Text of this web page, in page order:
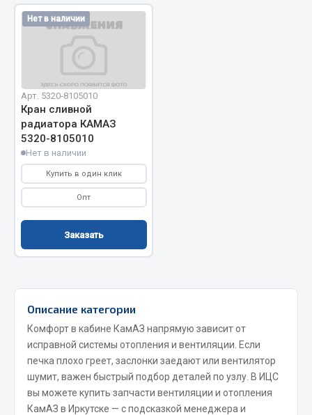
Запчасти на полуприцепы
Весь раздел
Запчасти КамАЗ
Двигатель
Система питания
Система выпуска газа
Сцепление
Коробка передач
Весь раздел
Запчасти МАЗ
Система питания
Нет в наличии
Арт. 5320-8105010
Кран сливной
радиатора КАМАЗ
5320-8105010
Нет в наличии
Купить в один клик
Опт
Заказать
Описание категории
Комфорт в кабине КамАЗ напрямую зависит от
исправной системы отопления и вентиляции. Если
печка плохо греет, заслонки заедают или вентилятор
шумит, важен быстрый подбор деталей по узлу. В ИЦС
вы можете купить запчасти вентиляции и отопления
КамАЗ в Иркутске — с подсказкой менеджера и